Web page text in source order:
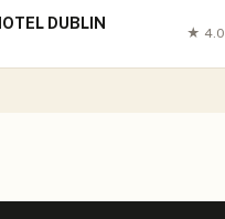
DUBLIN
★ 4.0